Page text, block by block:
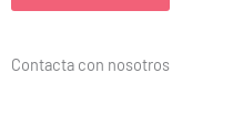
Contacta con nosotros